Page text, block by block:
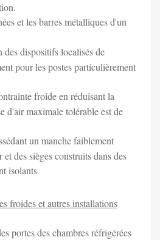
et les barres métalliques d'un
dispositifs localisés de
pour les postes particulièrement
froide en réduisant la
d'air maximale tolérable est de
un manche faiblement
des sièges construits dans des
isolants
froides et autres installations
portes des chambres réfrigérées